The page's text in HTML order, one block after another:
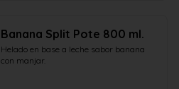
Banana Split Pote 800 ml.
Helado en base a leche sabor banana
con manjar.